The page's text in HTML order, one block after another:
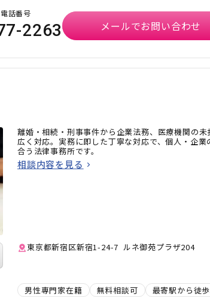
話番号
2263 メールでお問い合わせ
離婚・相続・刑事事件から企業法務、医療機関の
広く対応。実務に即した丁寧な対応で、個人・企業
合う法律事務所です。
相談内容を見る
東京都新宿区新宿1-24-7 ルネ御苑プラザ204
男性専門家在籍 無料相談可 最寄駅から徒